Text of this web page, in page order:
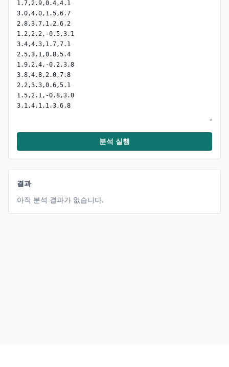
분석 실행
결과
아직 분석 결과가 없습니다.